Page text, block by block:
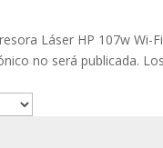
Láser HP 107w Wi-
no será publicada.